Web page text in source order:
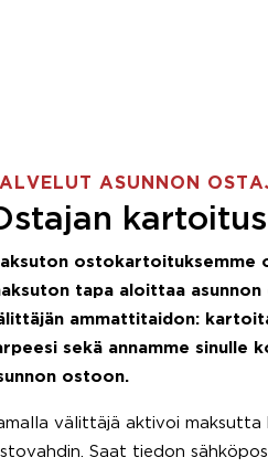
ASUNNON
kartoitus
ostokartoituksemme
tapa aloittaa
ammattitaidon:
sekä annamme sinulle
ostoon.
välittäjä aktivoi maksutta
Saat tiedon